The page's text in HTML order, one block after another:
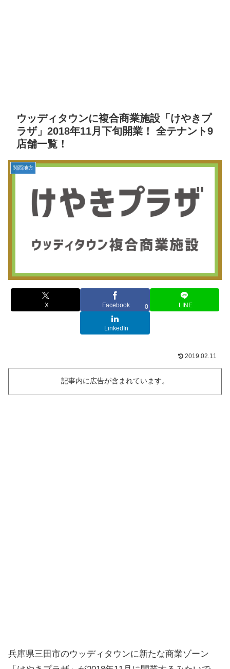
ウッディタウンに複合商業施設「けやきプ
ラザ」2018年11月下旬開業！ 全テナント9
店舗一覧！
関西地方
X Facebook 0 LINE
LinkedIn
2019.02.11
記事内に広告が含まれています。
兵庫県三田市のウッディタウンに新たな商業ゾーン